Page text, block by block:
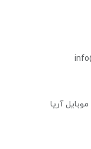
آریا